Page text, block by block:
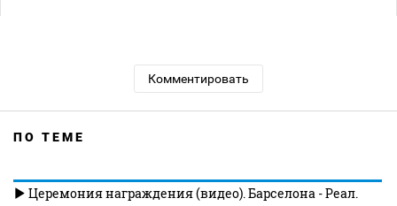
Комментировать
ПО ТЕМЕ
Церемония награждения (видео). Барселона - Реал.